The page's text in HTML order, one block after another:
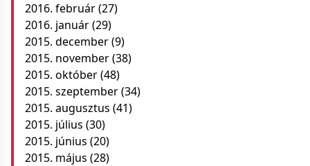
2016. február(27)
2016. január(29)
2015. december(9)
2015. november(38)
2015. október(48)
2015. szeptember(34)
2015. augusztus (41)
2015. július (30)
2015. június (20)
2015. május (28)